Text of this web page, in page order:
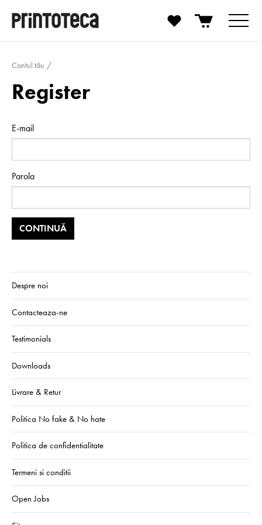
Contul tău
Register
E-mail
Parola
Despre noi
Contacteaza-ne
Testimonials
Downloads
Livrare & Retur
Politica No fake & No hate
Politica de confidentialitate
Termeni si conditii
Open Jobs